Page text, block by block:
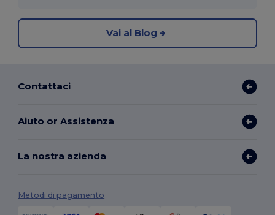
Vai al Blog
Contattaci
Aiuto or Assistenza
La nostra azienda
Metodi di pagamento